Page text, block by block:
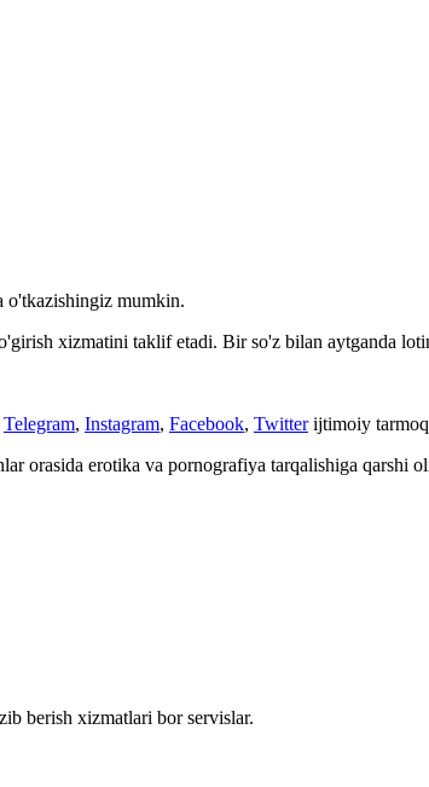
mumkin.
xizmatini taklif etadi. Bir so'z bilan aytganda
Telegram, Instagram, Facebook, Twitter ijtimoiy
orasida erotika va pornografiya tarqalishiga
berish xizmatlari bor servislar.